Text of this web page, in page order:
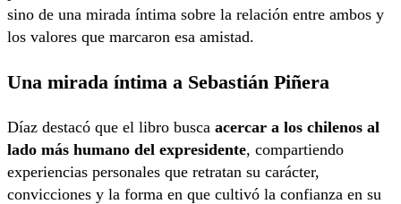
sino de una mirada íntima sobre la relación entre ambos y
los valores que marcaron esa amistad.
Una mirada íntima a Sebastián Piñera
Díaz destacó que el libro busca acercar a los chilenos al
lado más humano del expresidente, compartiendo
experiencias personales que retratan su carácter,
convicciones y la forma en que cultivó la confianza en su